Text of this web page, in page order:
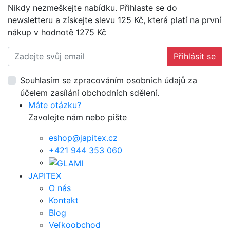
Nikdy nezmeškejte nabídku. Přihlaste se do
newsletteru a získejte slevu 125 Kč, která platí na první
nákup v hodnotě 1275 Kč
Přihlásit se
Souhlasím se zpracováním osobních údajů za
účelem zasílání obchodních sdělení.
Máte otázku?
Zavolejte nám nebo pište
eshop@japitex.cz
+421 944 353 060
JAPITEX
O nás
Kontakt
Blog
Veľkoobchod